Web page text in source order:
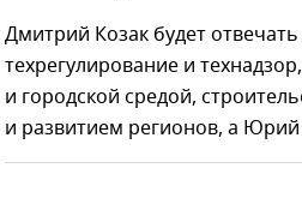
Дмитрий Козак будет
техрегулирование и
и городской средой,
и развитием регионов, а Юрий